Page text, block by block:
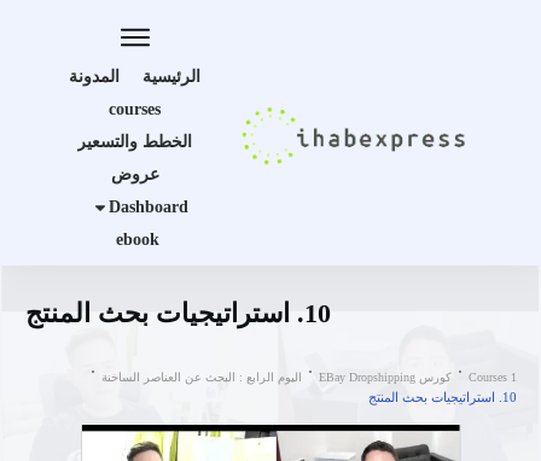
الرئيسية
المدونة
courses
الخطط والتسعير
عروض
Dashboard
ebook
10. استراتيجيات بحث المنتج
Courses 1 كورس EBay Dropshipping اليوم الرابع : البحث عن العناصر الساخنة
10. استراتيجيات بحث المنتج